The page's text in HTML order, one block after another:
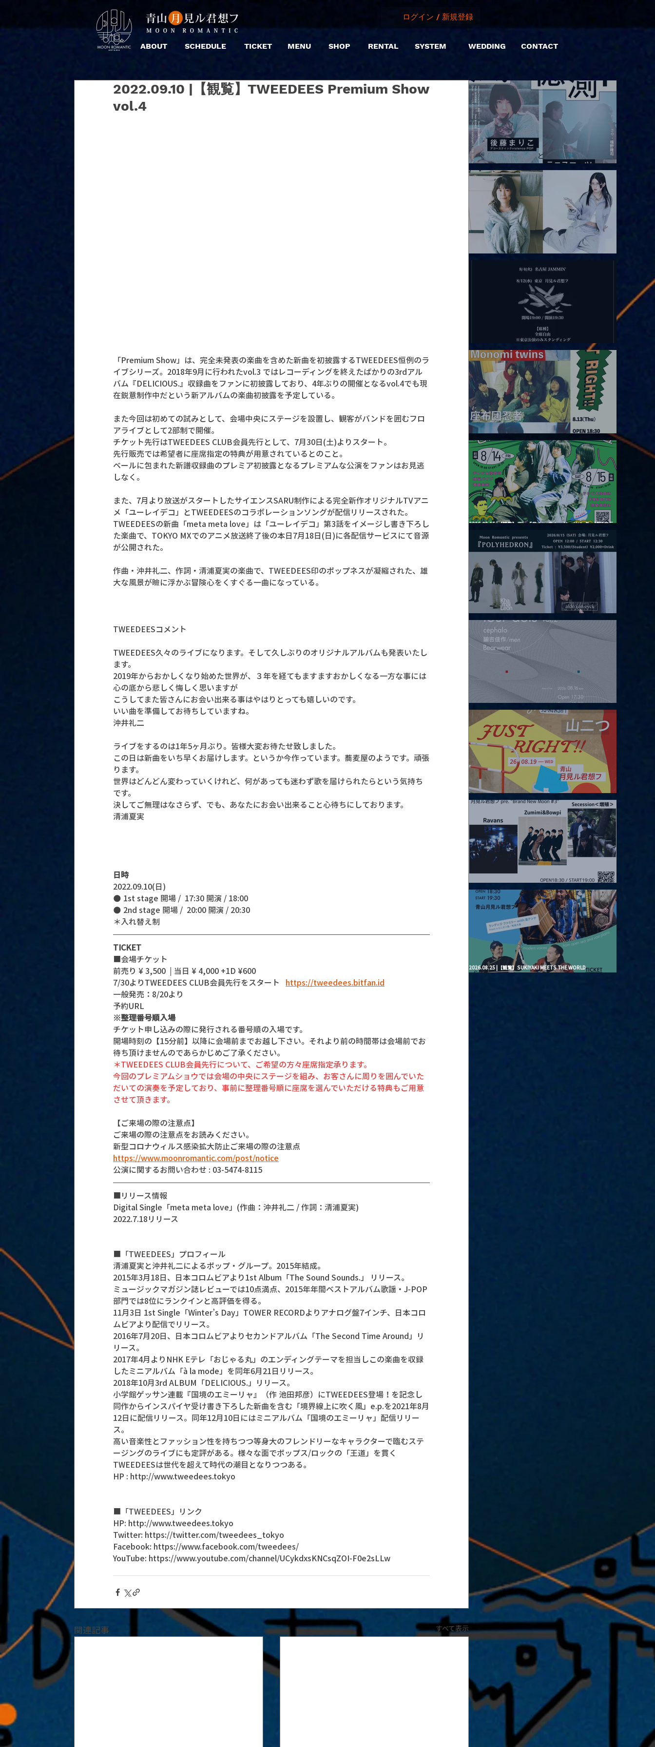
ABOUT SCHEDULE TICKET MENU SHOP
ログイン / 新規登録
RENTAL SYSTEM WEDDING CONTACT
2022.09.10 |【観覧】TWEEDEES Premium Show
vol.4
「Premium Show」は、完全未発表の楽曲を含めた新曲を初披露するTWEEDEES恒例のラ
イブシリーズ。2018年9月に行われたvol.3 ではレコーディングを終えたばかりの3rdアル
バム『DELICIOUS.』収録曲をファンに初披露しており、4年ぶりの開催となるvol.4でも現
在鋭意制作中だという新アルバムの楽曲初披露を予定している。
また今回は初めての試みとして、会場中央にステージを設置し、観客がバンドを囲むフロ
アライブとして2部制で開催。
チケット先行はTWEEDEES CLUB会員先行として、7月30日(土)よりスタート。
先行販売では希望者に座席指定の特典が用意されているとのこと。
ベールに包まれた新譜収録曲のプレミア初披露となるプレミアムな公演をファンはお見逃
しなく。
また、7月より放送がスタートしたサイエンスSARU制作による完全新作オリジナルTVアニ
メ「ユーレイデコ」とTWEEDEESのコラボレーションソングが配信リリースされた。
TWEEDEESの新曲「meta meta love」は「ユーレイデコ」第3話をイメージし書き下ろし
た楽曲で、TOKYO MXでのアニメ放送終了後の本日7月18日(日)に各配信サービスにて音源
が公開された。
作曲・沖井礼二、作詞・清浦夏実の楽曲で、TWEEDEES印のポップネスが凝縮された、雄
大な風景が瞼に浮かぶ冒険心をくすぐる一曲になっている。
TWEEDEESコメント
TWEEDEES久々のライブになります。そして久しぶりのオリジナルアルバムも発表いたし
ます。
2019年からおかしくなり始めた世界が、３年を経てもますますおかしくなる一方な事には
心の底から悲しく悔しく思いますが
こうしてまた皆さんにお会い出来る事はやはりとっても嬉しいのです。
いい曲を準備してお待ちしていますね。
沖井礼二
ライブをするのは1年5ヶ月ぶり。皆様大変お待たせ致しました。
この日は新曲をいち早くお届けします。というか今作っています。蕎麦屋のようです。頑張
ります。
世界はどんどん変わっていくけれど、何があっても迷わず歌を届けられたらという気持ち
です。
決してご無理はなさらず、でも、あなたにお会い出来ること心待ちにしております。
清浦夏実
日時
2022.09.10(日)
🌑 1st stage 開場 /  17:30 開演 / 18:00
🌑 2nd stage 開場 /  20:00 開演 / 20:30
＊入れ替え制
TICKET
■会場チケット
前売り ¥ 3,500  | 当日 ¥ 4,000 +1D ¥600
7/30よりTWEEDEES CLUB会員先行をスタート https://tweedees.bitfan.id
一般発売：8/20より
予約URL
※整理番号順入場
チケット申し込みの際に発行される番号順の入場です。
開場時刻の【15分前】以降に会場前までお越し下さい。それより前の時間帯は会場前でお
待ち頂けませんのであらかじめご了承ください。
＊TWEEDEES CLUB会員先行について、ご希望の方々座席指定承ります。
今回のプレミアムショウでは会場の中央にステージを組み、お客さんに周りを囲んでいた
だいての演奏を予定しており、事前に整理番号順に座席を選んでいただける特典もご用意
させて頂きます。
【ご来場の際の注意点】
ご来場の際の注意点をお読みください。
新型コロナウィルス感染拡大防止ご来場の際の注意点
https://www.moonromantic.com/post/notice
公演に関するお問い合わせ : 03-5474-8115
■リリース情報
Digital Single「meta meta love」(作曲：沖井礼二 / 作詞：清浦夏実)
2022.7.18リリース
■「TWEEDEES」プロフィール
清浦夏実と沖井礼二によるポップ・グループ。2015年結成。
2015年3月18日、日本コロムビアより1st Album「The Sound Sounds.」 リリース。
ミュージックマガジン誌レビューでは10点満点、2015年年間ベストアルバム歌謡・J-POP
部門では8位にランクインと高評価を得る。
11月3日 1st Single「Winter’s Day」TOWER RECORDよりアナログ盤7インチ、日本コロ
ムビアより配信でリリース。
2016年7月20日、日本コロムビアよりセカンドアルバム「The Second Time Around」リ
リース。
2017年4月よりNHK Eテレ「おじゃる丸」のエンディングテーマを担当しこの楽曲を収録
したミニアルバム「à la mode」を同年6月21日リリース。
2018年10月3rd ALBUM「DELICIOUS.」リリース。
小学館ゲッサン連載『国境のエミーリャ』（作 池田邦彦）にTWEEDEES登場！を記念し
同作からインスパイヤ受け書き下ろした新曲を含む「境界線上に吹く風」e.p.を2021年8月
12日に配信リリース。同年12月10日にはミニアルバム「国境のエミーリャ」配信リリー
ス。
高い音楽性とファッション性を持ちつつ等身大のフレンドリーなキャラクターで臨むステ
ージングのライブにも定評がある。様々な面でポップス/ロックの「王道」を貫く
TWEEDEESは世代を超えて時代の潮目となりつつある。
HP : http://www.tweedees.tokyo
■「TWEEDEES」リンク
HP: http://www.tweedees.tokyo
Twitter: https://twitter.com/tweedees_tokyo
Facebook: https://www.facebook.com/tweedees/
YouTube: https://www.youtube.com/channel/UCykdxsKNCsqZOI-F0e2sLLw
関連記事 すべて表示
2026.08.10 |【観覧】「巷のmyストーリー/風の憶測1～後藤まりこ
アコースティックviolence POPとテニスコーツ」
2026.08.12 |【観覧】田澤孝介 ソロワンマン 「Ballad Box 2026」
2026.08.13 |【観覧】JUST RIGHT!! vol.26
2026.08.15 |【観覧】夜）『巷のmyストーリー/センター"訳"フラ
2026.08.15 |【観覧】昼）月見ルpre.『POLYHEDRON』
2026.08.16 |【観覧】夜）four dots vol.2
2026.08.19 |【観覧】JUST RIGHT!! vol.27
2026.08.20 |【観覧】月見ル君想フpre. “Brand New Moon #3”
2026.08.25 |【観覧】SUKIYAKI MEETS THE WORLD
presentsLINDIGO FAMILY with ANNA SATO, ODUCHU modern